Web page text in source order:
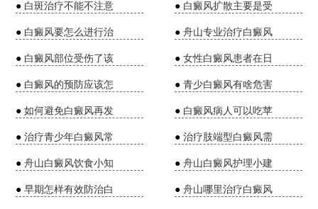
● 白斑治疗不能不注意 ● 白癜风扩散主要是受
● 白癜风要怎么进行治 ●舟山专业治疗白癜风
● 白癜风部位受伤了该 ●女性白癜风患者在日
● 白癜风的预防应该怎 ●青少白癜风有啥危害
●如何避免白癜风再发 ● 白癜风病人可以吃苹
●治疗青少年白癜风常 ●治疗肢端型白癜风需
●舟山白癜风饮食小知 ●舟山白癜风护理小建
●早期怎样有效防治白 ●舟山哪里治疗白癜风